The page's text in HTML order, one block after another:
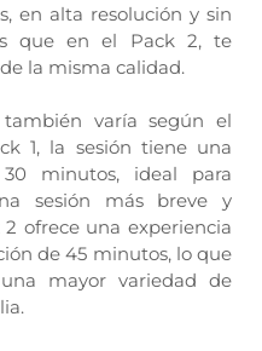
en alta resolución y sin
que en el Pack 2, te
la misma calidad.
varía según el
1, la sesión tiene una
minutos, ideal para
sesión más breve y
ofrece una experiencia
de 45 minutos, lo que
mayor variedad de